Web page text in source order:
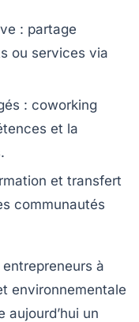
: partage
ou services via
: coworking
et la
et transfert
communautés
à
environnementale
un